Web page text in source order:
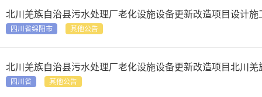
北川羌族自治县污水处理厂老化设施设备更新改造项目设计施
四川省绵阳市 其他公告
北川羌族自治县污水处理厂老化设施设备更新改造项目北川
四川省 其他公告